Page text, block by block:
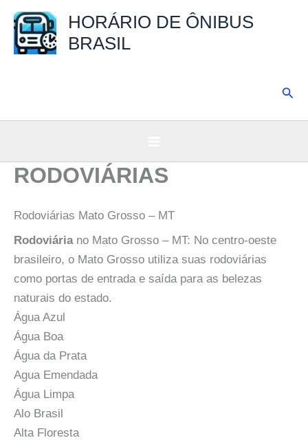
para
HORÁRIO DE ÔNIBUS
BRASIL
RODOVIÁRIAS
Rodoviárias Mato Grosso – MT
Rodoviáriano Mato Grosso – MT: No centro-oeste
brasileiro, o Mato Grosso utiliza suas rodoviárias
como portas de entrada e saída para as belezas
naturais do estado.
Água Azul
Água Boa
Água da Prata
Agua Emendada
Água Limpa
Alo Brasil
Alta Floresta